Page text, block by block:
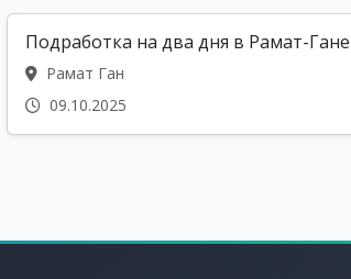
Подработка на два дня в Рамат-Гане
Рамат Ган
09.10.2025